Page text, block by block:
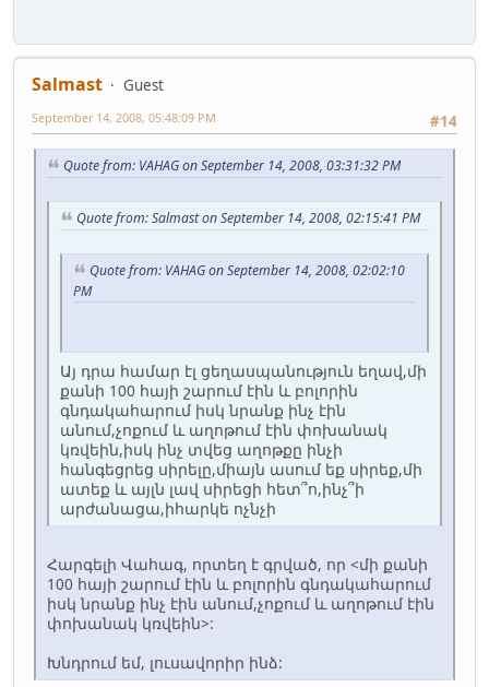
Salmast
Guest
#14
September 14, 2008, 05:48:09 PM
Quote from: VAHAG on September 14, 2008, 03:31:32 PM
Quote from: Salmast on September 14, 2008, 02:15:41 PM
Quote from: VAHAG on September 14, 2008, 02:02:10
PM
Այ դրա համար էլ ցեղասպանություն եղավ,մի
քանի 100 հայի շարում էին և բոլորին
գնդակահարում իսկ նրանք ինչ էին
անում,չոքում և աղոթում էին փոխանակ
կռվեին,իսկ ինչ տվեց աղոթքը ինչի
հանգեցրեց սիրելը,միայն ասում եք սիրեք,մի
ատեք և այլն լավ սիրեցի հետ՞ո,ինչ՞ի
արժանացա,իհարկե ոչնչի
Հարգելի Վահագ, որտեղ է գրված, որ <մի քանի
100 հայի շարում էին և բոլորին գնդակահարում
իսկ նրանք ինչ էին անում,չոքում և աղոթում էին
փոխանակ կռվեին>:
Խնդրում եմ, լուսավորիր ինձ: